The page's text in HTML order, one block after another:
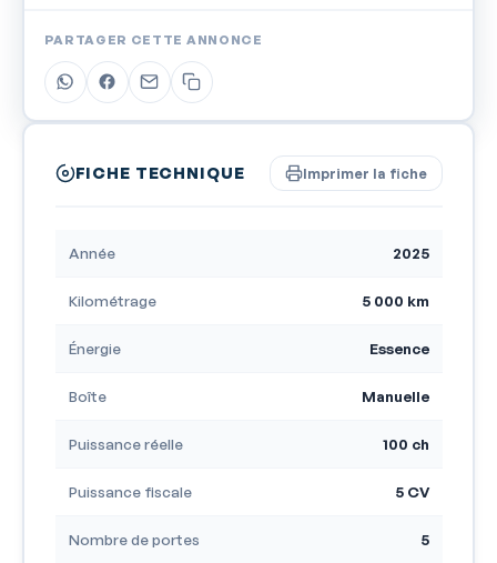
FICHE TECHNIQUE Imprimer la fiche
Année 2025
Kilométrage 5 000 km
Énergie Essence
Boîte Manuelle
Puissance réelle 100 ch
Puissance fiscale 5 CV
Nombre de portes 5
PARTAGER CETTE ANNONCE